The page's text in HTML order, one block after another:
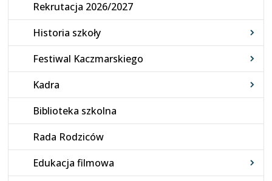
Rekrutacja 2026/2027
Historia szkoły
Festiwal Kaczmarskiego
Kadra
Biblioteka szkolna
Rada Rodziców
Edukacja filmowa